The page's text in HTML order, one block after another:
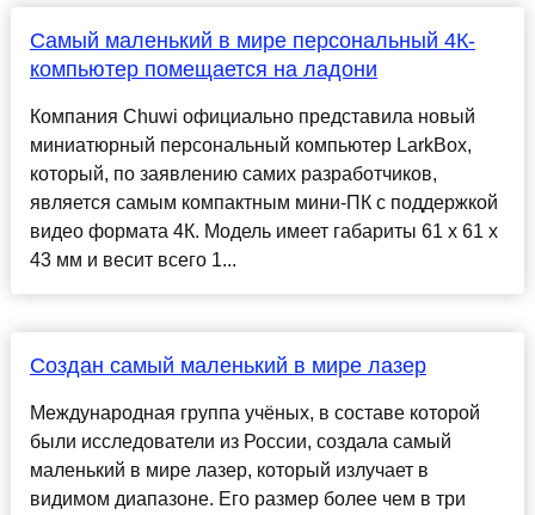
Самый маленький в мире персональный 4К-
компьютер помещается на ладони
Компания Chuwi официально представила новый
миниатюрный персональный компьютер LarkBox,
который, по заявлению самих разработчиков,
является самым компактным мини-ПК с поддержкой
видео формата 4К. Модель имеет габариты 61 х 61 х
43 мм и весит всего 1...
Создан самый маленький в мире лазер
Международная группа учёных, в составе которой
были исследователи из России, создала самый
маленький в мире лазер, который излучает в
видимом диапазоне. Его размер более чем в три